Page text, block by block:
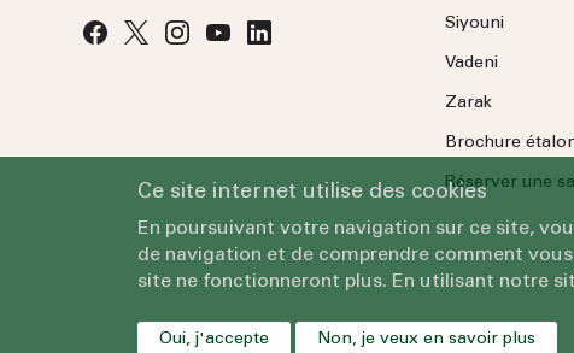
Siyouni
Vadeni
Zarak
Brochure
Réserver une
Ce site internet utilise des cookies
En poursuivant votre navigation sur ce site,
de navigation et de comprendre comment
site ne fonctionneront plus. En utilisant notre
Oui, j'accepte Non, je veux en savoir plus